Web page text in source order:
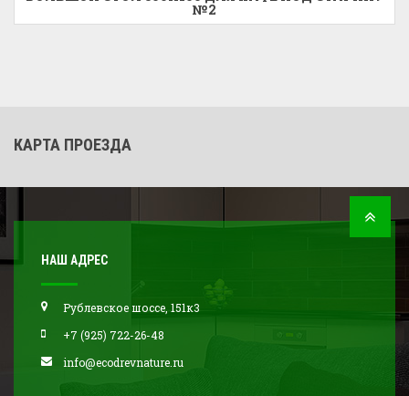
№2
КАРТА ПРОЕЗДА
НАШ АДРЕС
Рублевское шоссе, 151к3
+7 (925) 722-26-48
info@ecodrevnature.ru